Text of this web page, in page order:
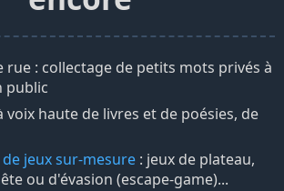
rue : collectage de petits mots privés à
public
voix haute de livres et de poésies, de
jeux sur-mesure : jeux de plateau,
ou d'évasion (escape-game)...